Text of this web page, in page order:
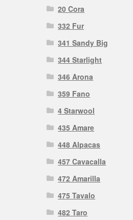
20 Cora
332 Fur
341 Sandy Big
344 Starlight
346 Arona
359 Fano
4 Starwool
435 Amare
448 Alpacas
457 Cavacalla
472 Amarilla
475 Tavalo
482 Taro